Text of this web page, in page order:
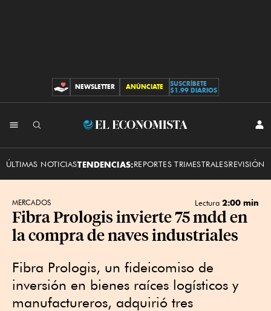
CONTRIBUCIONES
NEWSLETTER ANÚNCIATE
SUSCRÍBETE
$1.99 DIARIOS
El
ÚLTIMAS NOTICIASTENDENCIAS:REPORTES TRIMESTRALESREVISIÓN
MERCADOS Lectura 2:00 min
Fibra Prologis invierte 75 mdd en
la compra de naves industriales
Fibra Prologis, un fideicomiso de
inversión en bienes raíces logísticos y
manufactureros, adquirió tres